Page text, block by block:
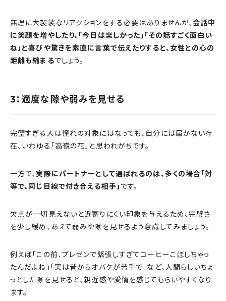
無理に大袈裟なリアクションをする必要はありませんが、会話中
に笑顔を増やしたり、「今日は楽しかった」「その話すごく面白い
ね」と喜びや驚きを素直に言葉で伝えたりすると、女性との心の
距離も縮まるでしょう。
3：適度な隙や弱みを見せる
完璧すぎる人は憧れの対象にはなっても、自分には届かない存
在、いわゆる「高嶺の花」と思われがちです。
一方で、実際にパートナーとして選ばれるのは、多くの場合「対
等で、同じ目線で付き合える相手」 です。
欠点が一切見えないと近寄りにくい印象を与えるため、完璧さ
を少し緩め、あえて弱みや隙を見せるよう意識してみましょう。
例えば「この前、プレゼンで緊張しすぎてコーヒーこぼしちゃっ
たんだよね」「実は昔からオバケが苦手で」など、人間らしいちょ
っとした隙を見せると、親近感や愛情を感じてもらいやすくなり
ます。